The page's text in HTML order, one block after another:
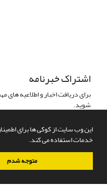
این وب سایت از کوکی ها برای
خدمات استفاده می کند.
متوجه شدم
اشتراک خبرنامه
برای دریافت اخبار و اطلاعیه
شوید.
سامانه مدیریت نشریات علمی.